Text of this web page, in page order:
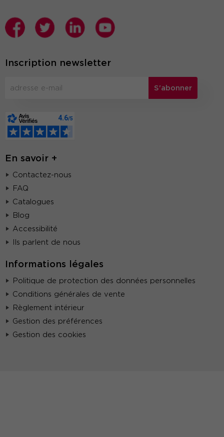
Inscription newsletter
S'abonner
En savoir +
Contactez-nous
FAQ
Catalogues
Blog
Accessibilité
Ils parlent de nous
Informations légales
Politique de protection des données personnelles
Conditions générales de vente
Règlement intérieur
Gestion des préférences
Gestion des cookies